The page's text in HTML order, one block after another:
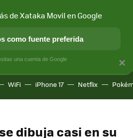
Y SOCIEDAD APLICACIONES
WiFi iPhone 17 Netflix
dibuja casi en su
×
de Xataka Movil en Google
como fuente preferida
una cuenta de Google